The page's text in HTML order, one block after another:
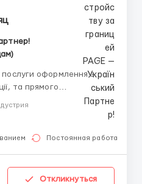
послуги оформлення з
та прямого
Постоянная работа
Откликнуться